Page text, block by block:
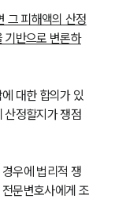
그 피해액의 산정
기반으로 변론하
대한 합의가 있
산정할지가 쟁점
우에 법리적 쟁
문변호사에게 조